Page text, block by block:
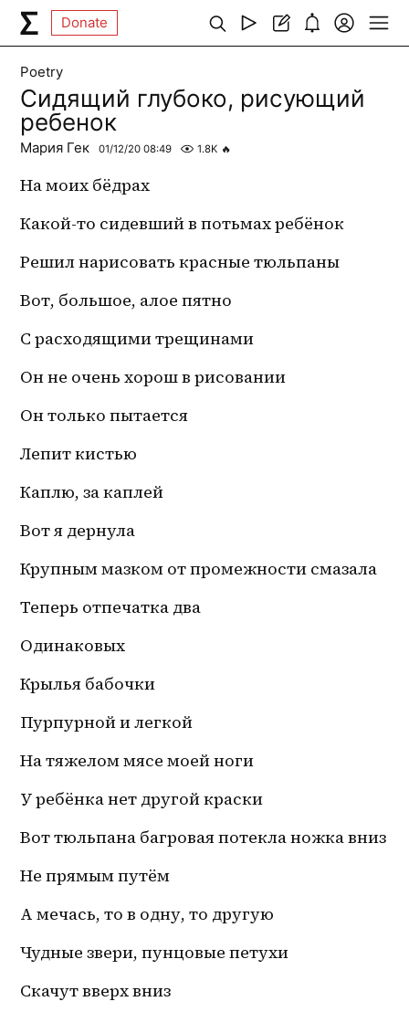
Donate
Poetry
Сидящий глубоко, рисующий
ребенок
Мария Гек 01/12/20 08:49 1.8K 🔥
На моих бёдрах
Какой-то сидевший в потьмах ребёнок
Решил нарисовать красные тюльпаны
Вот, большое, алое пятно
С расходящими трещинами
Он не очень хорош в рисовании
Он только пытается
Лепит кистью
Каплю, за каплей
Вот я дернула
Крупным мазком от промежности смазала
Теперь отпечатка два
Одинаковых
Крылья бабочки
Пурпурной и легкой
На тяжелом мясе моей ноги
У ребёнка нет другой краски
Вот тюльпана багровая потекла ножка вниз
Не прямым путём
А мечась, то в одну, то другую
Чудные звери, пунцовые петухи
Скачут вверх вниз